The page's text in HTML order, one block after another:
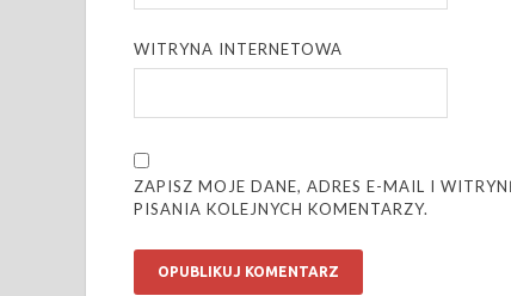
WITRYNA INTERNETOWA
ZAPISZ MOJE DANE, ADRES E-MAIL I
PISANIA KOLEJNYCH KOMENTARZY.